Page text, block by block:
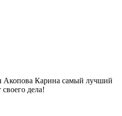
Карина самый лучший
дела!